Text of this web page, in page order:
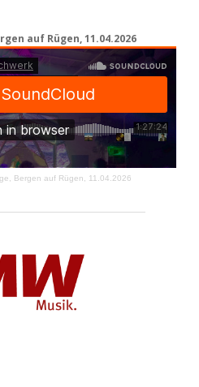
auf Rügen, 11.04.2026
Bergen auf Rügen, 11.04.2026